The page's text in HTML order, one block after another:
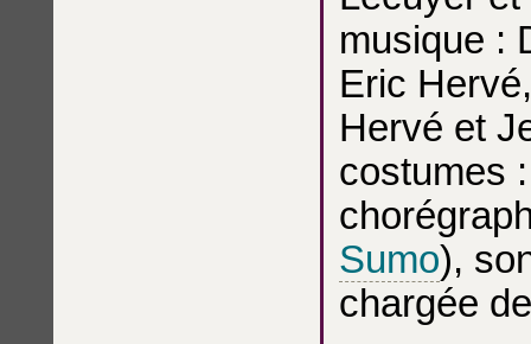
musique :
Eric
Hervé et
costumes
Sumo),
chargée